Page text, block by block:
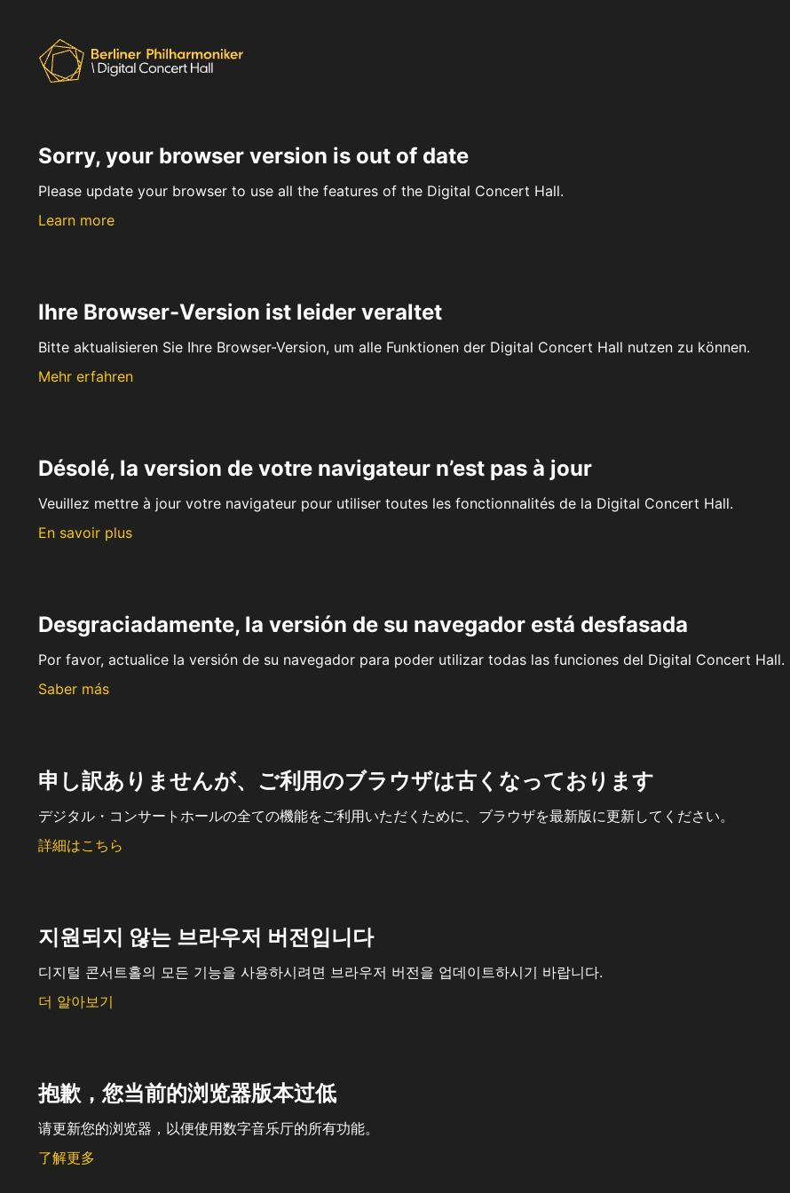
Sorry, your browser version is out of date
Please update your browser to use all the features of the Digital Concert Hall.
Learn more
Ihre Browser-Version ist leider veraltet
Bitte aktualisieren Sie Ihre Browser-Version, um alle Funktionen der Digital Concert Hall nutzen zu können.
Mehr erfahren
Désolé, la version de votre navigateur n’est pas à jour
Veuillez mettre à jour votre navigateur pour utiliser toutes les fonctionnalités de la Digital Concert Hall.
En savoir plus
Desgraciadamente, la versión de su navegador está desfasada
Por favor, actualice la versión de su navegador para poder utilizar todas las funciones del Digital Concert Hall.
Saber más
申し訳ありませんが、ご利用のブラウザは古くなっております
デジタル・コンサートホールの全ての機能をご利用いただくために、ブラウザを最新版に更新してください。
詳細はこちら
지원되지 않는 브라우저 버전입니다
디지털 콘서트홀의 모든 기능을 사용하시려면 브라우저 버전을 업데이트하시기 바랍니다.
더 알아보기
抱歉，您当前的浏览器版本过低
请更新您的浏览器，以便使用数字音乐厅的所有功能。
了解更多